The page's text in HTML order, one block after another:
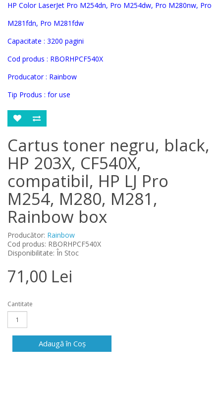
HP Color LaserJet Pro M254dn, Pro M254dw, Pro M280nw, Pro
M281fdn, Pro M281fdw
Capacitate : 3200 pagini
Cod produs : RBORHPCF540X
Producator : Rainbow
Tip Produs : for use
Cartus toner negru, black,
HP 203X, CF540X,
compatibil, HP LJ Pro
M254, M280, M281,
Rainbow box
Producător: Rainbow
Cod produs: RBORHPCF540X
Disponibilitate: În Stoc
71,00 Lei
Cantitate
Adaugă în Coş